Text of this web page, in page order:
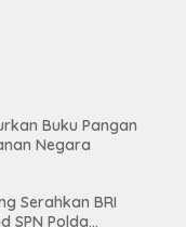
Buku Pangan
Negara
Serahkan BRI
SPN Polda